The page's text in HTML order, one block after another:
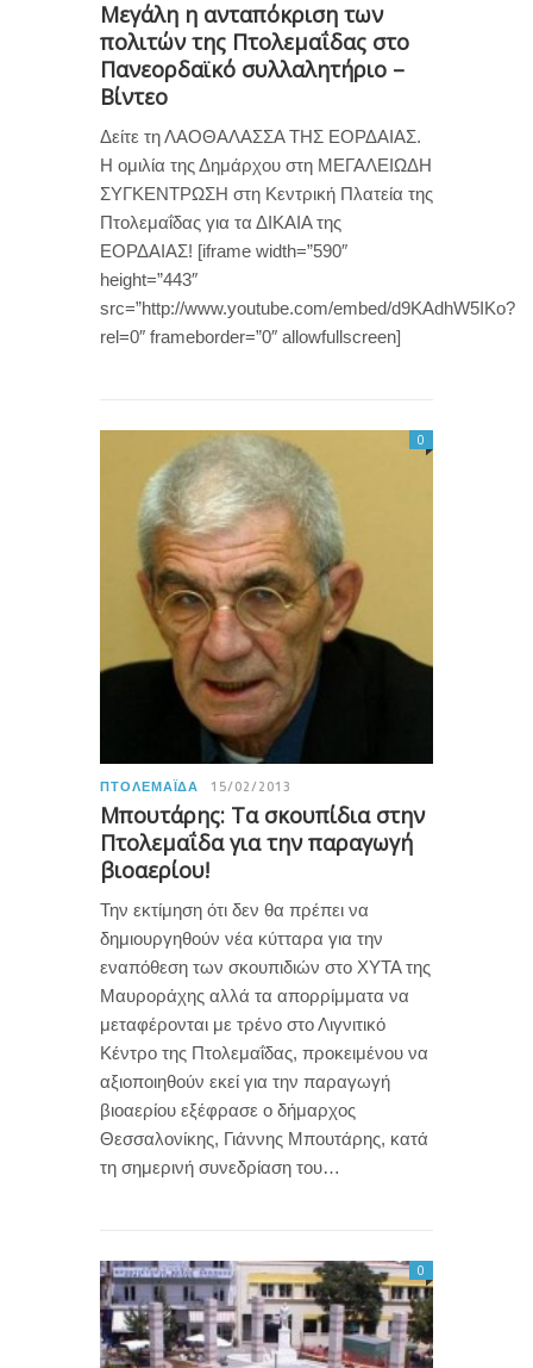
Μεγάλη η ανταπόκριση των
πολιτών της Πτολεμαΐδας στο
Πανεορδαϊκό συλλαλητήριο –
Βίντεο
Δείτε τη ΛΑΟΘΑΛΑΣΣΑ ΤΗΣ ΕΟΡΔΑΙΑΣ.
Η ομιλία της Δημάρχου στη ΜΕΓΑΛΕΙΩΔΗ
ΣΥΓΚΕΝΤΡΩΣΗ στη Κεντρική Πλατεία της
Πτολεμαΐδας για τα ΔΙΚΑΙΑ της
ΕΟΡΔΑΙΑΣ! [iframe width=”590″
height=”443″
src=”http://www.youtube.com/embed/d9KAdhW5IKo?
rel=0″ frameborder=”0″ allowfullscreen]
ΠΤΟΛΕΜΑΪ́ΔΑ 15/02/2013
Μπουτάρης: Τα σκουπίδια στην
Πτολεμαΐδα για την παραγωγή
βιοαερίου!
0
Την εκτίμηση ότι δεν θα πρέπει να
δημιουργηθούν νέα κύτταρα για την
εναπόθεση των σκουπιδιών στο ΧΥΤΑ της
Μαυροράχης αλλά τα απορρίμματα να
μεταφέρονται με τρένο στο Λιγνιτικό
Κέντρο της Πτολεμαΐδας, προκειμένου να
αξιοποιηθούν εκεί για την παραγωγή
βιοαερίου εξέφρασε ο δήμαρχος
Θεσσαλονίκης, Γιάννης Μπουτάρης, κατά
τη σημερινή συνεδρίαση του…
0